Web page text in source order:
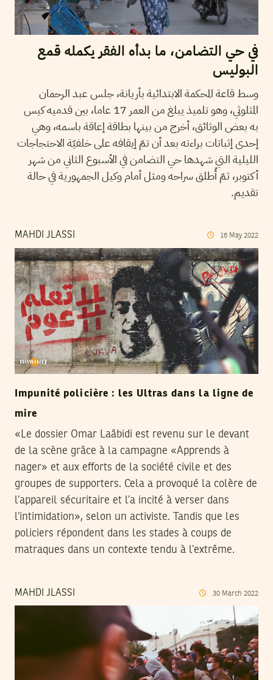
في حي التضامن، ما بدأه الفقر يكمله قمع
البوليس
وسط قاعة المحكمة الابتدائية بأريانة، جلس عبد الرحمان
المثلوثي، وهو تلميذ يبلغ من العمر 17 عاما، بين قدميه كيس
به بعض الوثائق، أخرج من بينها بطاقة إعاقة باسمه، وهي
إحدى إثباتات براءته بعد أن تمّ إيقافه على خلفيّة الاحتجاجات
الليلية التي شهدها حي التضامن في الأسبوع الثاني من شهر
أكتوبر، ثمّ أُطلق سراحه ومثل أمام وكيل الجمهورية في حالة
تقديم.
MAHDI JLASSI 16 May 2022
Impunité policière : les Ultras dans la ligne de
mire
«Le dossier Omar Laâbidi est revenu sur le devant
de la scène grâce à la campagne «Apprends à
nager» et aux efforts de la société civile et des
groupes de supporters. Cela a provoqué la colère de
l’appareil sécuritaire et l’a incité à verser dans
l’intimidation», selon un activiste. Tandis que les
policiers répondent dans les stades à coups de
matraques dans un contexte tendu à l’extrême.
MAHDI JLASSI 30 March 2022